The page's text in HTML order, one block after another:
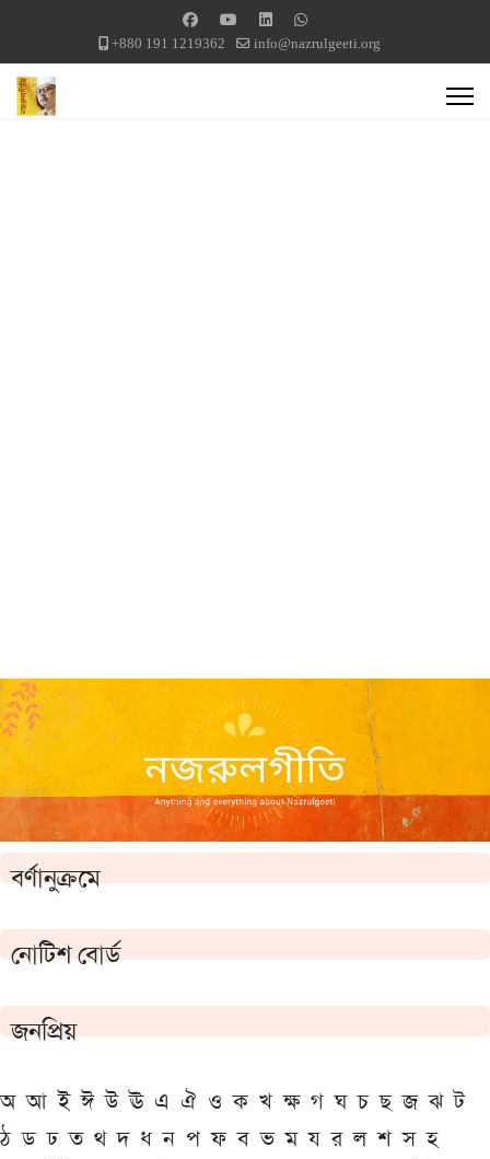
+880 191 1219362 info@nazrulgeeti.org
বর্ণানুক্রমে
নোটিশ বোর্ড
জনপ্রিয়
অ আ ই ঈ উ ঊ এ ঐ ও ক খ ক্ষ গ ঘ চ ছ জ ঝ ট
ঠ ড ঢ ত থ দ ধ ন প ফ ব ভ ম য র ল শ স হ